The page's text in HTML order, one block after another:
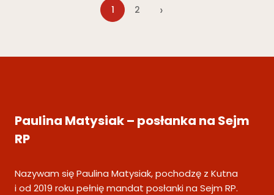
1 2 ›
Paulina Matysiak – posłanka na Sejm
RP
Nazywam się Paulina Matysiak, pochodzę z Kutna
i od 2019 roku pełnię mandat posłanki na Sejm RP.